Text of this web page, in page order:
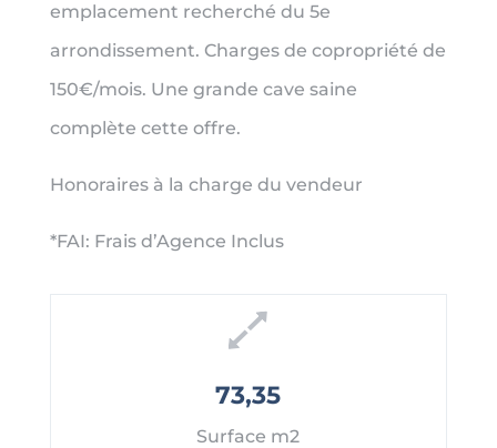
emplacement recherché du 5e
arrondissement. Charges de copropriété de
150€/mois. Une grande cave saine
complète cette offre.
Honoraires à la charge du vendeur
*FAI: Frais d’Agence Inclus
73,35
Surface m2